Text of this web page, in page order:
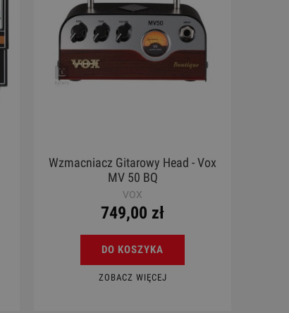
Wzmacniacz Gitarowy Head - Vox
MV 50 BQ
VOX
749,00 zł
DO KOSZYKA
ZOBACZ WIĘCEJ